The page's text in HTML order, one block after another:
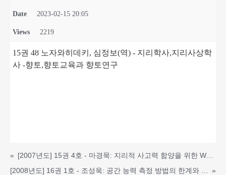
Date 2023-02-15 20:05
Views 2219
15권 4ȣ 노자와히데키, 심정보(역) - 지리학사,지리사상학
사 -향토,향토교육과 향토연구
«
»